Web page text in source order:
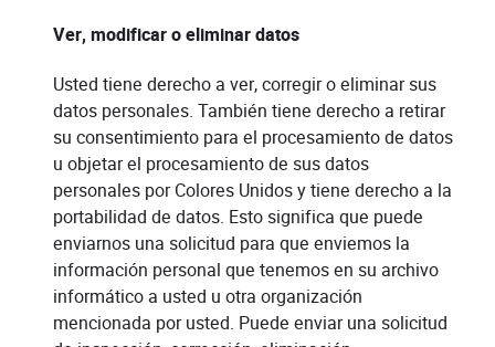
Ver, modificar o eliminar datos
Usted tiene derecho a ver, corregir o eliminar sus
datos personales. También tiene derecho a retirar
su consentimiento para el procesamiento de datos
u objetar el procesamiento de sus datos
personales por Colores Unidos y tiene derecho a la
portabilidad de datos. Esto significa que puede
enviarnos una solicitud para que enviemos la
información personal que tenemos en su archivo
informático a usted u otra organización
mencionada por usted. Puede enviar una solicitud